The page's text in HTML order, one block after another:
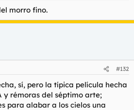
morro fino.
#132
sí, pero la típica película hecha
y rémoras del séptimo arte;
para alabar a los cielos una